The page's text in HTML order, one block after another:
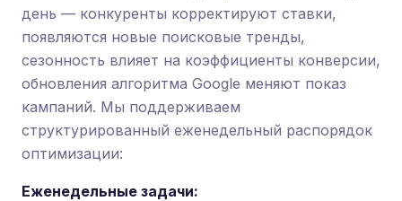
день — конкуренты корректируют ставки,
появляются новые поисковые тренды,
сезонность влияет на коэффициенты конверсии,
обновления алгоритма Google меняют показ
кампаний. Мы поддерживаем
структурированный еженедельный распорядок
оптимизации:
Еженедельные задачи: